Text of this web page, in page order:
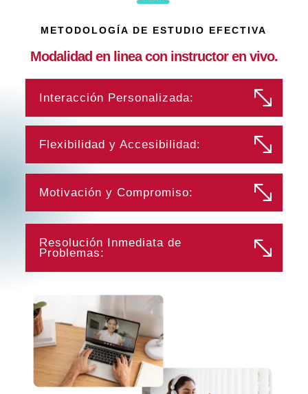
METODOLOGÍA DE ESTUDIO EFECTIVA
Modalidad en linea con instructor en vivo.
Interacción Personalizada:
Flexibilidad y Accesibilidad:
Motivación y Compromiso:
Resolución Inmediata de
Problemas: